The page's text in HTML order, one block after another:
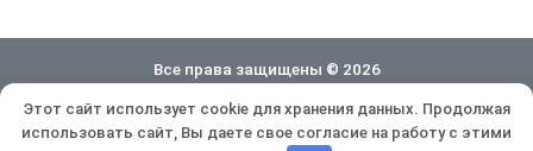
Все права защищены © 2026
Политика конфиденциальности
Этот сайт использует cookie для хранения данных. Продолжая
использовать сайт, Вы даете свое согласие на работу с этими